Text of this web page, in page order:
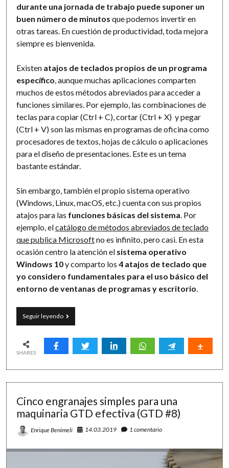
durante una jornada de trabajo puede suponer un
buen número de minutos que podemos invertir en
otras tareas. En cuestión de productividad, toda mejora
siempre es bienvenida.
Existen atajos de teclados propios de un programa
específico, aunque muchas aplicaciones comparten
muchos de estos métodos abreviados para acceder a
funciones similares. Por ejemplo, las combinaciones de
teclas para copiar (Ctrl + C), cortar (Ctrl + X) y pegar
(Ctrl + V) son las mismas en programas de oficina como
procesadores de textos, hojas de cálculo o aplicaciones
para el diseño de presentaciones. Este es un tema
bastante estándar.
Sin embargo, también el propio sistema operativo
(Windows, Linux, macOS, etc.) cuenta con sus propios
atajos para las funciones básicas del sistema. Por
ejemplo, elcatálogo de métodos abreviados de teclado
que publica Microsoftno es infinito, pero casi. En esta
ocasión centro la atención el sistema operativo
Windows 10y comparto los4 atajos de teclado que
yo considero fundamentales para el uso básico del
entorno de ventanas de programas y escritorio.
Seguir leyendoEl
abecé
atajos
teclado
SHARES
Cinco engranajes simples para una
maquinaria GTD efectiva (GTD #8)
Enrique Benimeli 14.03.2019 1 comentario